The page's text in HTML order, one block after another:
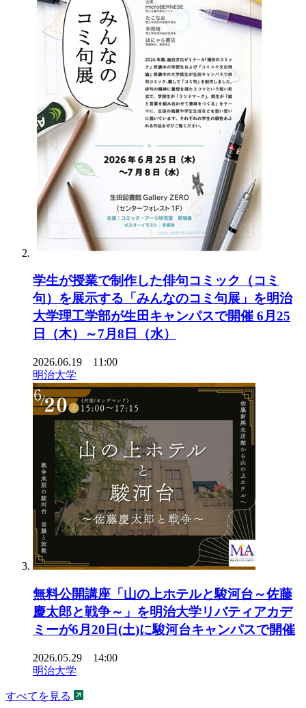
学生が授業で制作した俳句コミック（コミ
句）を展示する「みんなのコミ句展」を明治
大学理工学部が生田キャンパスで開催 6月25
日（木）～7月8日（水）
2026.06.19 11:00
明治大学
無料公開講座「山の上ホテルと駿河台～佐藤
慶太郎と戦争～」を明治大学リバティアカデ
ミーが6月20日(土)に駿河台キャンパスで開催
2026.05.29 14:00
明治大学
すべてを見る